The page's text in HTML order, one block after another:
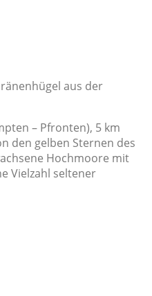
aus der
– Pfronten), 5 km
den gelben Sternen des
Hochmoore mit
Vielzahl seltener